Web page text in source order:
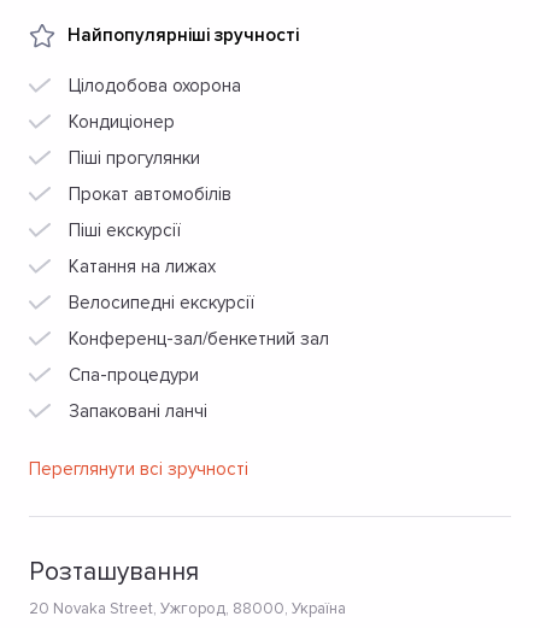
Найпопулярніші зручності
Цілодобова охорона
Кондиціонер
Піші прогулянки
Прокат автомобілів
Піші екскурсії
Катання на лижах
Велосипедні екскурсії
Конференц-зал/бенкетний зал
Спа-процедури
Запаковані ланчі
Переглянути всі зручності
Розташування
20 Novaka Street, Ужгород, 88000, Україна